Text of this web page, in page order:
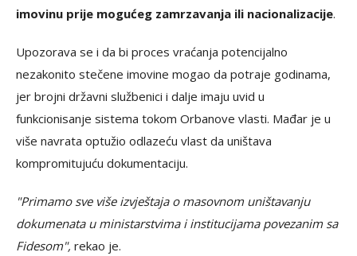
imovinu prije mogućeg zamrzavanja ili nacionalizacije.
Upozorava se i da bi proces vraćanja potencijalno
nezakonito stečene imovine mogao da potraje godinama,
jer brojni državni službenici i dalje imaju uvid u
funkcionisanje sistema tokom Orbanove vlasti. Mađar je u
više navrata optužio odlazeću vlast da uništava
kompromitujuću dokumentaciju.
"Primamo sve više izvještaja o masovnom uništavanju
dokumenata u ministarstvima i institucijama povezanim sa
Fidesom", rekao je.